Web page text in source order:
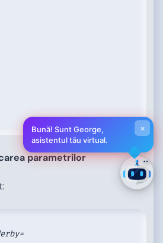
parametrilor
Bună! Sunt George,
asistentul tău virtual.
×